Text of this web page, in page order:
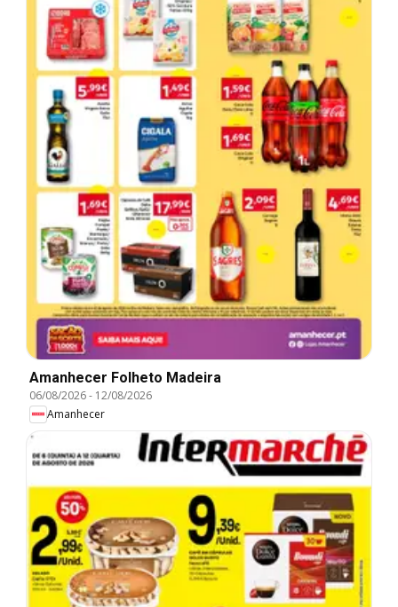
Amanhecer Folheto Madeira
06/08/2026- 12/08/2026
Amanhecer